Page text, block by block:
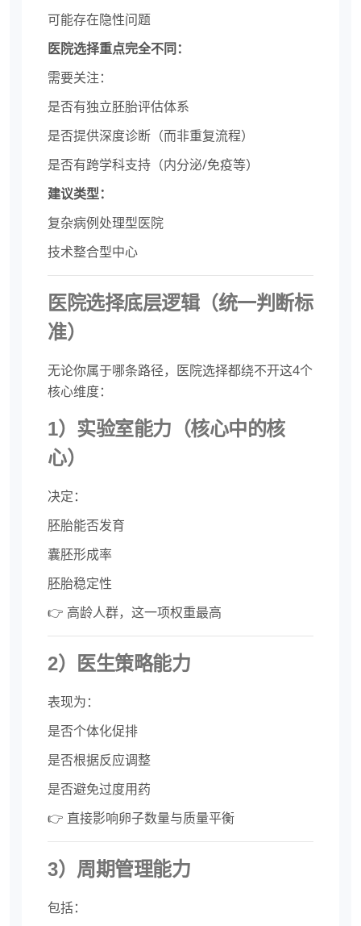
可能存在隐性问题
医院选择重点完全不同：
需要关注：
是否有独立胚胎评估体系
是否提供深度诊断（而非重复流程）
是否有跨学科支持（内分泌/免疫等）
建议类型：
复杂病例处理型医院
技术整合型中心
医院选择底层逻辑（统一判断标
准）
无论你属于哪条路径，医院选择都绕不开这4个
核心维度：
1）实验室能力（核心中的核
心）
决定：
胚胎能否发育
囊胚形成率
胚胎稳定性
👉 高龄人群，这一项权重最高
2）医生策略能力
表现为：
是否个体化促排
是否根据反应调整
是否避免过度用药
👉 直接影响卵子数量与质量平衡
3）周期管理能力
包括：